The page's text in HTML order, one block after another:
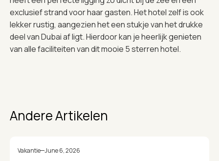
exclusief strand voor haar gasten. Het hotel zelf is ook
lekker rustig, aangezien het een stukje van het drukke
deel van Dubai af ligt. Hierdoor kan je heerlijk genieten
van alle faciliteiten van dit mooie 5 sterren hotel.
Andere Artikelen
Vakantie June 6, 2026